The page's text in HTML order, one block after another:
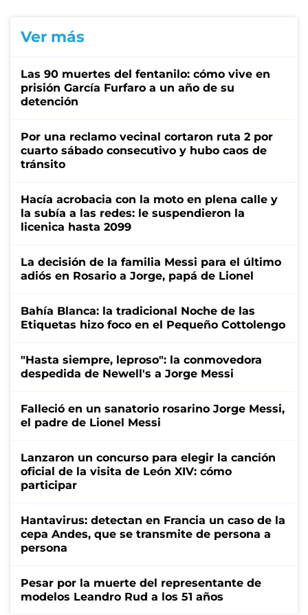
Ver más
Las 90 muertes del fentanilo: cómo vive en
prisión García Furfaro a un año de su
detención
Por una reclamo vecinal cortaron ruta 2 por
cuarto sábado consecutivo y hubo caos de
tránsito
Hacía acrobacia con la moto en plena calle y
la subía a las redes: le suspendieron la
licenica hasta 2099
La decisión de la familia Messi para el último
adiós en Rosario a Jorge, papá de Lionel
Bahía Blanca: la tradicional Noche de las
Etiquetas hizo foco en el Pequeño Cottolengo
"Hasta siempre, leproso": la conmovedora
despedida de Newell's a Jorge Messi
Falleció en un sanatorio rosarino Jorge Messi,
el padre de Lionel Messi
Lanzaron un concurso para elegir la canción
oficial de la visita de León XIV: cómo
participar
Hantavirus: detectan en Francia un caso de la
cepa Andes, que se transmite de persona a
persona
Pesar por la muerte del representante de
modelos Leandro Rud a los 51 años